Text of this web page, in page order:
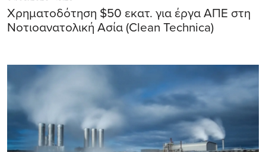
Χρηματοδότηση $50 εκατ. για έργα ΑΠΕ στη
Νοτιοανατολική Ασία (Clean Technica)